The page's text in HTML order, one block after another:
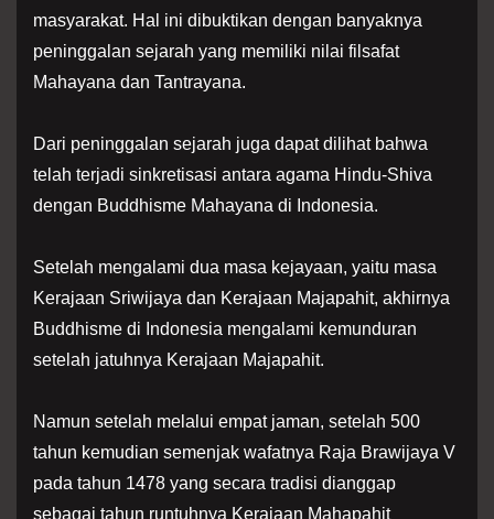
masyarakat. Hal ini dibuktikan dengan banyaknya
peninggalan sejarah yang memiliki nilai filsafat
Mahayana dan Tantrayana.
Dari peninggalan sejarah juga dapat dilihat bahwa
telah terjadi sinkretisasi antara agama Hindu-Shiva
dengan Buddhisme Mahayana di Indonesia.
Setelah mengalami dua masa kejayaan, yaitu masa
Kerajaan Sriwijaya dan Kerajaan Majapahit, akhirnya
Buddhisme di Indonesia mengalami kemunduran
setelah jatuhnya Kerajaan Majapahit.
Namun setelah melalui empat jaman, setelah 500
tahun kemudian semenjak wafatnya Raja Brawijaya V
pada tahun 1478 yang secara tradisi dianggap
sebagai tahun runtuhnya Kerajaan Mahapahit